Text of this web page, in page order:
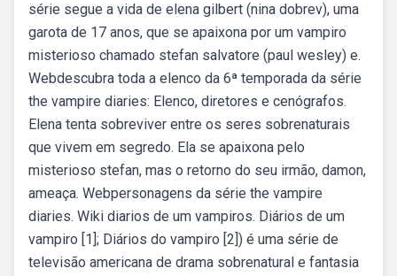
série segue a vida de elena gilbert (nina dobrev), uma
garota de 17 anos, que se apaixona por um vampiro
misterioso chamado stefan salvatore (paul wesley) e.
Webdescubra toda a elenco da 6ª temporada da série
the vampire diaries: Elenco, diretores e cenógrafos.
Elena tenta sobreviver entre os seres sobrenaturais
que vivem em segredo. Ela se apaixona pelo
misterioso stefan, mas o retorno do seu irmão, damon,
ameaça. Webpersonagens da série the vampire
diaries. Wiki diarios de um vampiros. Diários de um
vampiro [1]; Diários do vampiro [2]) é uma série de
televisão americana de drama sobrenatural e fantasia